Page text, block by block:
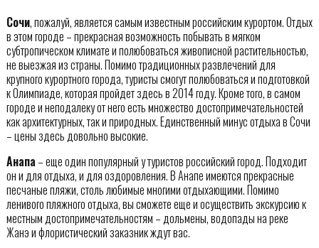
Сочи, пожалуй, является самым известным российским курортом. Отдых
в этом городе – прекрасная возможность побывать в мягком
субтропическом климате и полюбоваться живописной растительностью,
не выезжая из страны. Помимо традиционных развлечений для
крупного курортного города, туристы смогут полюбоваться и подготовкой
к Олимпиаде, которая пройдет здесь в 2014 году. Кроме того, в самом
городе и неподалеку от него есть множество достопримечательностей
как архитектурных, так и природных. Единственный минус отдыха в Сочи
– цены здесь довольно высокие.
Анапа – еще один популярный у туристов российский город. Подходит
он и для отдыха, и для оздоровления. В Анапе имеются прекрасные
песчаные пляжи, столь любимые многими отдыхающими. Помимо
ленивого пляжного отдыха, вы сможете еще и осуществить экскурсию к
местным достопримечательностям – дольмены, водопады на реке
Жанэ и флористический заказник ждут вас.